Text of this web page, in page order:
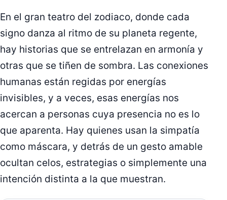
En el gran teatro del zodiaco, donde cada
signo danza al ritmo de su planeta regente,
hay historias que se entrelazan en armonía y
otras que se tiñen de sombra. Las conexiones
humanas están regidas por energías
invisibles, y a veces, esas energías nos
acercan a personas cuya presencia no es lo
que aparenta. Hay quienes usan la simpatía
como máscara, y detrás de un gesto amable
ocultan celos, estrategias o simplemente una
intención distinta a la que muestran.